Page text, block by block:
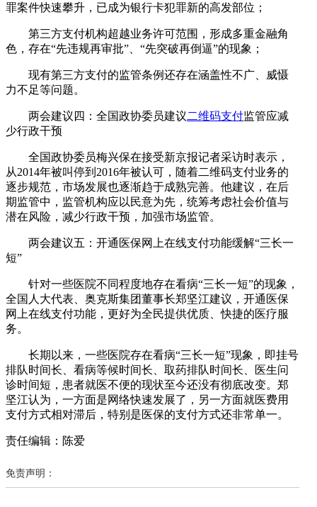
罪案件快速攀升，已成为银行卡犯罪新的高发部位；
第三方支付机构超越业务许可范围，形成多重金融角
色，存在“先违规再审批”、“先突破再倒逼”的现象；
现有第三方支付的监管条例还存在涵盖性不广、威慑
力不足等问题。
两会建议四：全国政协委员建议二维码支付监管应减
少行政干预
全国政协委员梅兴保在接受新京报记者采访时表示，
从2014年被叫停到2016年被认可，随着二维码支付业务的
逐步规范，市场发展也逐渐趋于成熟完善。他建议，在后
期监管中，监管机构应以民意为先，统筹考虑社会价值与
潜在风险，减少行政干预，加强市场监管。
两会建议五：开通医保网上在线支付功能缓解“三长一
短”
针对一些医院不同程度地存在看病“三长一短”的现象，
全国人大代表、奥克斯集团董事长郑坚江建议，开通医保
网上在线支付功能，更好为全民提供优质、快捷的医疗服
务。
长期以来，一些医院存在看病“三长一短”现象，即挂号
排队时间长、看病等候时间长、取药排队时间长、医生问
诊时间短，患者就医不便的现状至今还没有彻底改变。郑
坚江认为，一方面是网络快速发展了，另一方面就医费用
支付方式相对滞后，特别是医保的支付方式还非常单一。
责任编辑：陈爱
免责声明：